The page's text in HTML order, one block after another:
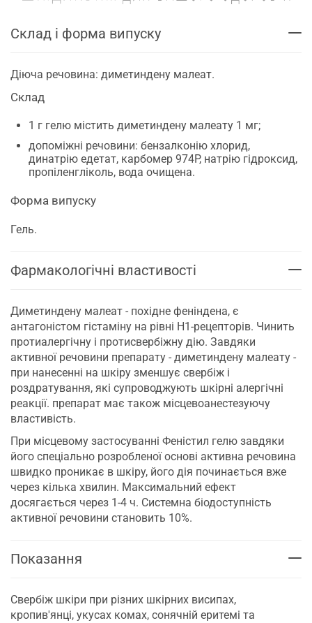
Склад і форма випуску
Діюча речовина: диметиндену малеат.
Склад
1 г гелю містить диметиндену малеату 1 мг;
допоміжні речовини: бензалконію хлорид,
динатрію едетат, карбомер 974Р, натрію гідроксид,
пропіленгліколь, вода очищена.
Форма випуску
Гель.
Фармакологічні властивості
Диметиндену малеат - похідне феніндена, є
антагоністом гістаміну на рівні Н1-рецепторів. Чинить
протиалергічну і протисвербіжну дію. Завдяки
активної речовини препарату - диметиндену малеату -
при нанесенні на шкіру зменшує свербіж і
роздратування, які супроводжують шкірні алергічні
реакції. препарат має також місцевоанестезуючу
властивість.
При місцевому застосуванні Феністил гелю завдяки
його спеціально розробленої основі активна речовина
швидко проникає в шкіру, його дія починається вже
через кілька хвилин. Максимальний ефект
досягається через 1-4 ч. Системна біодоступність
активної речовини становить 10%.
Показання
Свербіж шкіри при різних шкірних висипах,
кропив'янці, укусах комах, сонячній еритемі та